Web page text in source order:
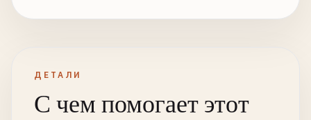
ДЕТАЛИ
С чем помогает этот